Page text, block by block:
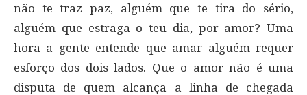
não te traz paz, alguém que te tira do sério,
alguém que estraga o teu dia, por amor? Uma
hora a gente entende que amar alguém requer
esforço dos dois lados. Que o amor não é uma
disputa de quem alcança a linha de chegada